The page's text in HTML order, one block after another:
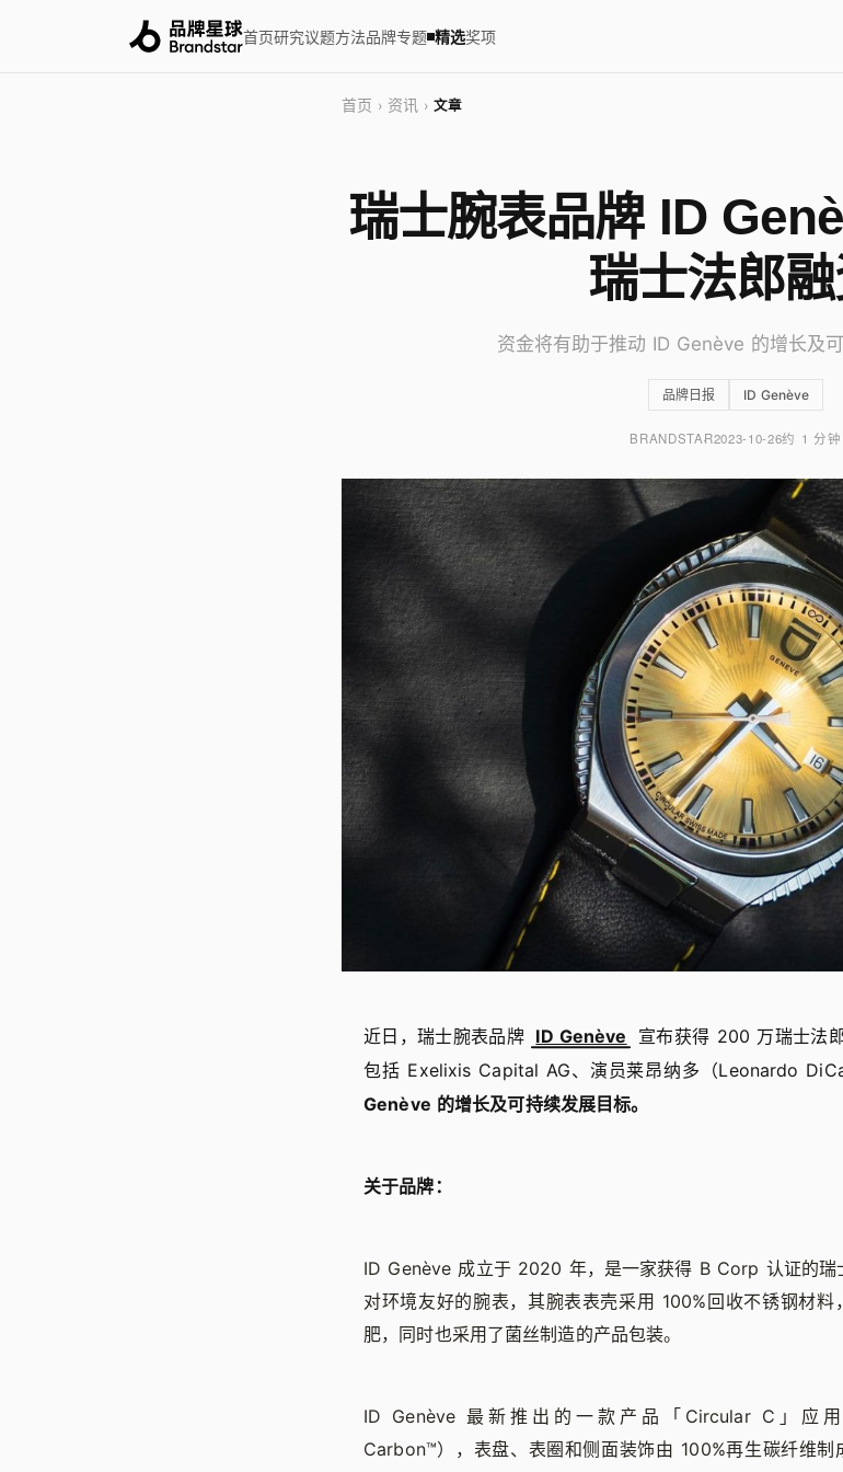
首页研究议题方法品牌专题 精选奖项
首页 › 资讯 › 文章
瑞士腕表品牌 ID
瑞士法郎
资金将有助于推动 ID Genève 的增长及可
品牌日报 ID Genève
BRANDSTAR2023-10-26约 1 分钟
近日，瑞士腕表品牌 ID Genève
宣布获得 200 万瑞士法
包括 Exelixis Capital AG、演员莱昂纳多（Leonardo
Genève 的增长及可持续发展目标。
关于品牌：
ID Genève 成立于 2020 年，是一家获得 B Corp 认证的瑞
对环境友好的腕表，其腕表表壳采用 100%回收不锈钢材
肥，同时也采用了菌丝制造的产品包装。
ID Genève 最新推出的一款产品「Circular C」应
Carbon™），表盘、表圈和侧面装饰由 100%再生碳纤维制